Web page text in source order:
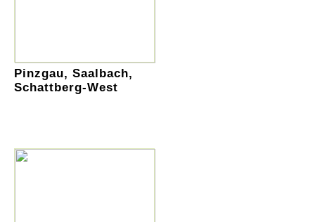
Pinzgau, Saalbach,
Schattberg-West